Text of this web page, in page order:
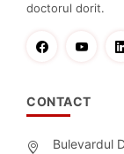
doctorul dorit.
CONTACT
Bulevardul